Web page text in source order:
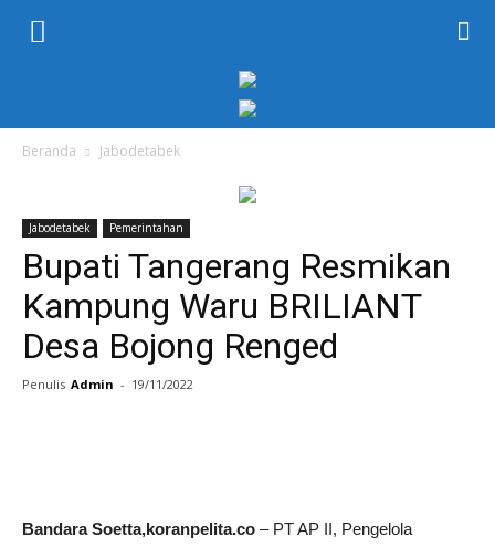
Beranda Jabodetabek
Jabodetabek Pemerintahan
Bupati Tangerang Resmikan
Kampung Waru BRILIANT
Desa Bojong Renged
Penulis Admin - 19/11/2022
Bandara Soetta,koranpelita.co – PT AP II, Pengelola